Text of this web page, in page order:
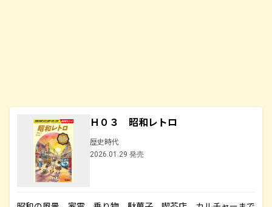
Ｈ０３ 昭和レトロ
歴史時代
2026.01.29 発売